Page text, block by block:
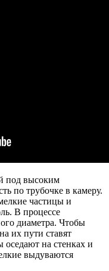
под высоким
по трубочке в камеру.
частицы и
В процессе
диаметра. Чтобы
их пути ставят
на стенках и
выдуваются